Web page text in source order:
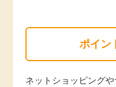
ポイン
ネットショッピング